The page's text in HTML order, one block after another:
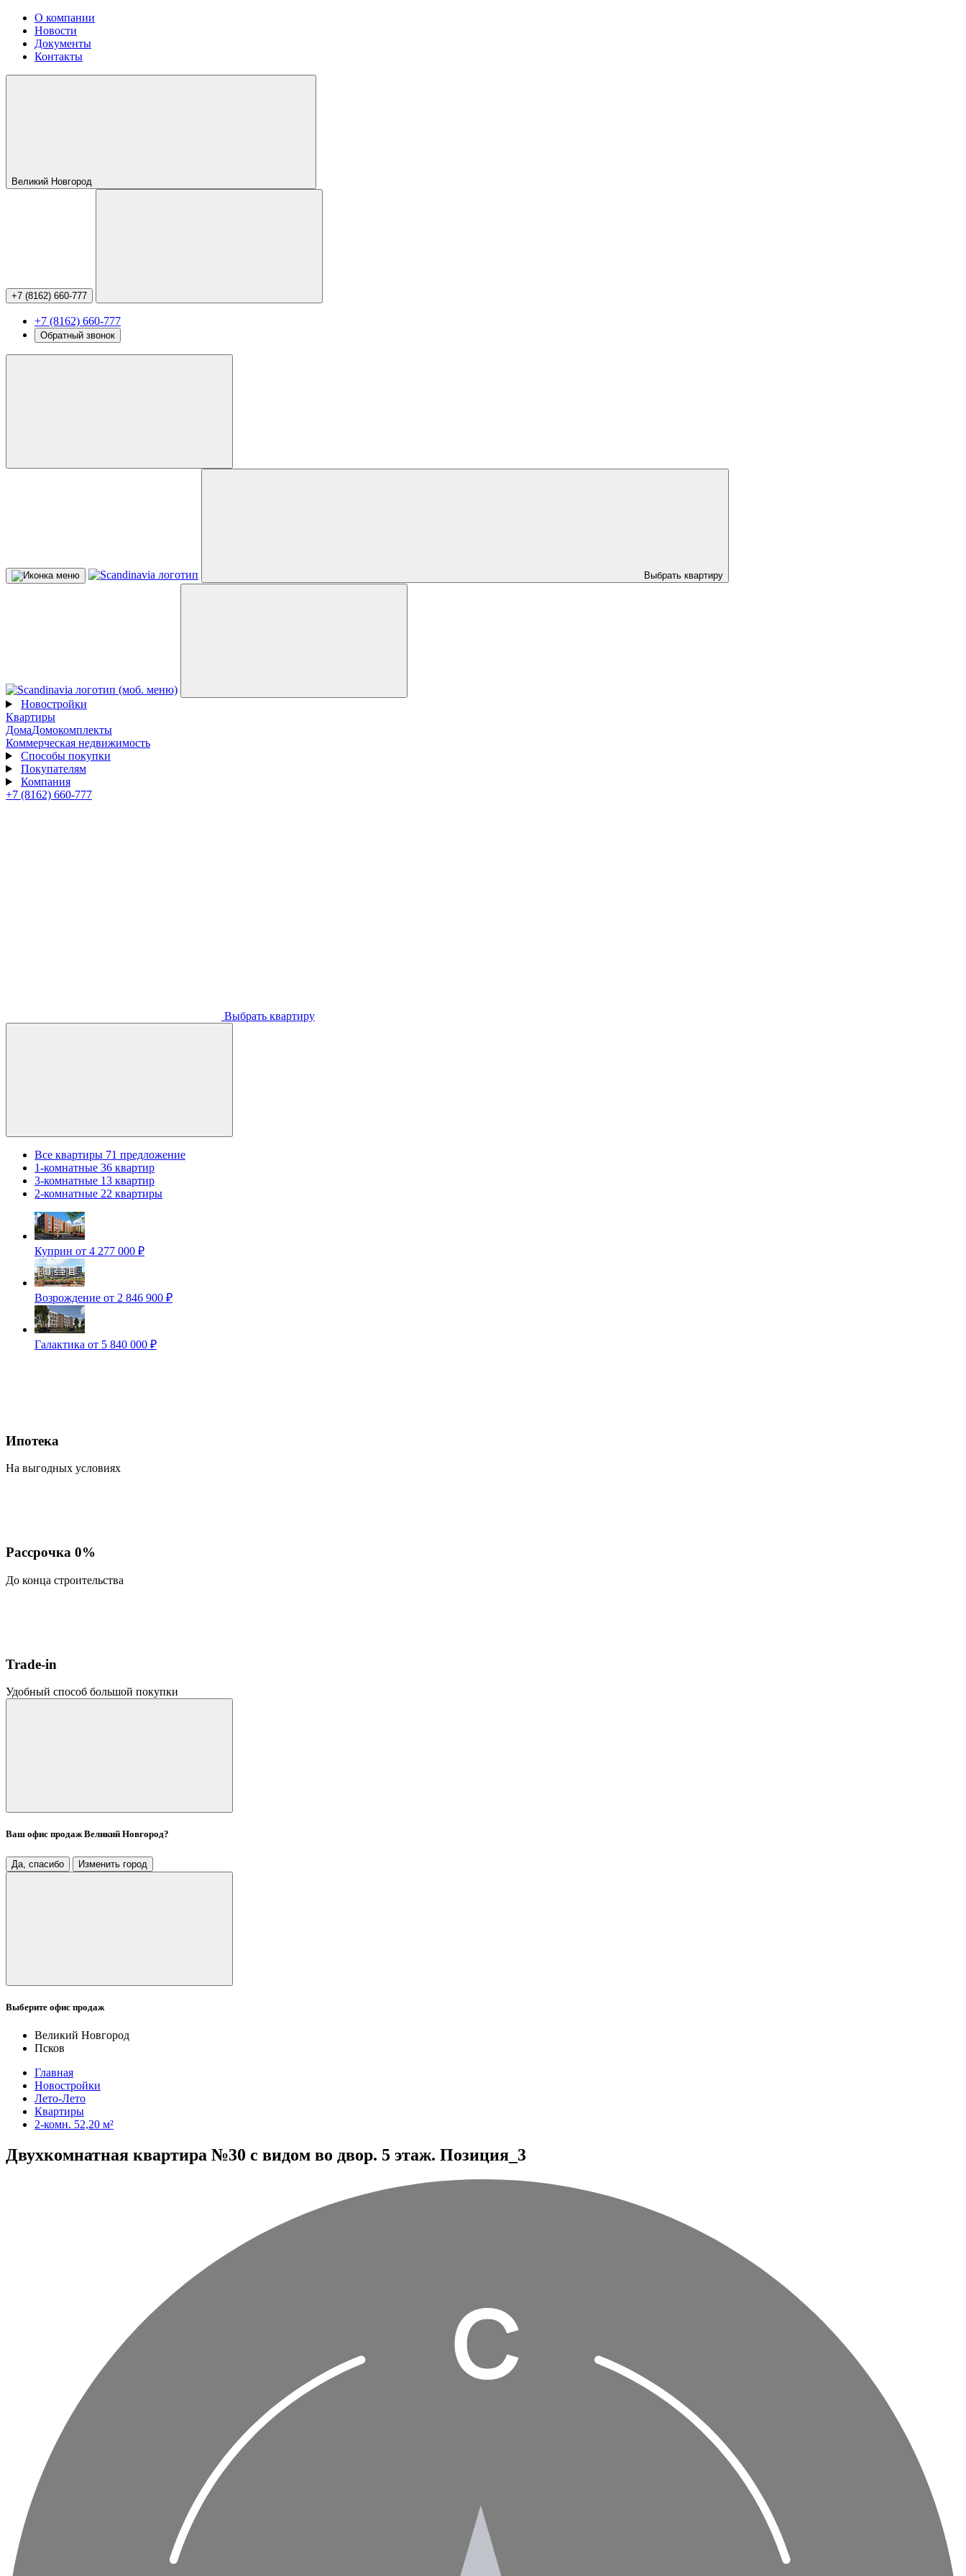
О компании
Новости
Документы
Контакты
Великий Новгород
+7 (8162) 660-777
+7 (8162) 660-777
Обратный звонок
Выбрать квартиру
Новостройки
Квартиры
ДомаДомокомплекты
Коммерческая недвижимость
Способы покупки
Покупателям
Компания
+7 (8162) 660-777
Выбрать квартиру
Все квартиры 71 предложение
1-комнатные 36 квартир
3-комнатные 13 квартир
2-комнатные 22 квартиры
Куприн от 4 277 000 ₽
Возрождение от 2 846 900 ₽
Галактика от 5 840 000 ₽
Ипотека
На выгодных условиях
Рассрочка 0%
До конца строительства
Trade-in
Удобный способ большой покупки
Ваш офис продажВеликий Новгород?
Да, спасибо Изменить город
Выберите офис продаж
Великий Новгород
Псков
Главная
Новостройки
Лето-Лето
Квартиры
2-комн. 52,20 м²
Двухкомнатная квартира №30 с видом во двор. 5 этаж. Позиция_3